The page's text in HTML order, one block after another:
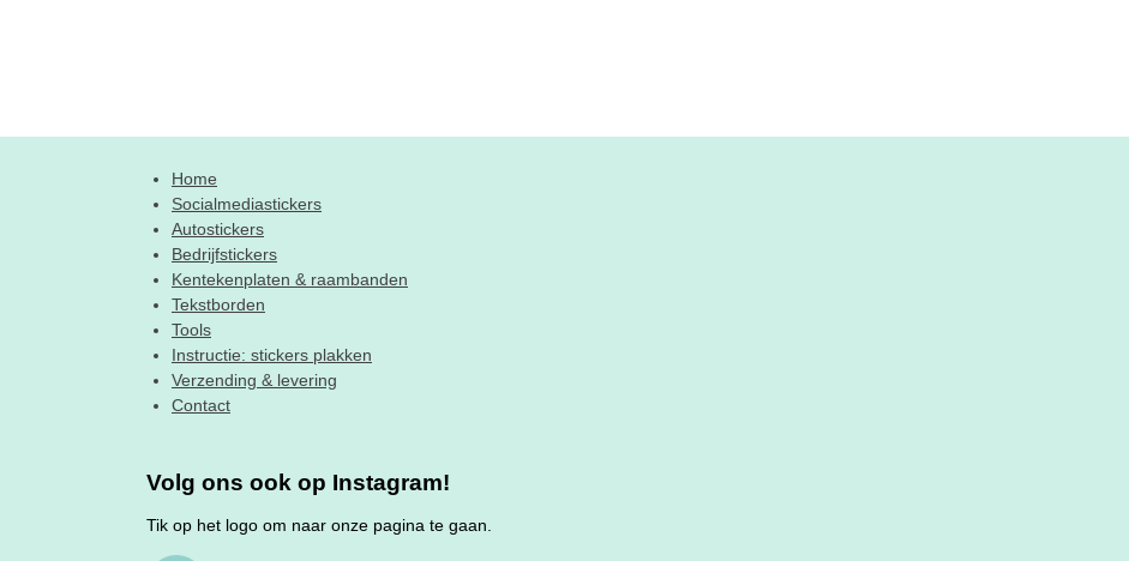
Home
Socialmediastickers
Autostickers
Bedrijfstickers
Kentekenplaten & raambanden
Tekstborden
Tools
Instructie: stickers plakken
Verzending & levering
Contact
Volg ons ook op Instagram!
Tik op het logo om naar onze pagina te gaan.